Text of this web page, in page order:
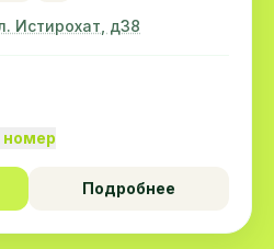
Истирохат, д38
номер
Подробнее